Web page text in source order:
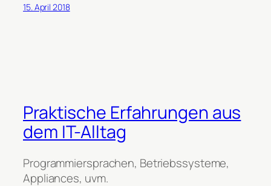
15. April 2018
Praktische Erfahrungen aus
dem IT-Alltag
Programmiersprachen, Betriebssysteme,
Appliances, uvm.